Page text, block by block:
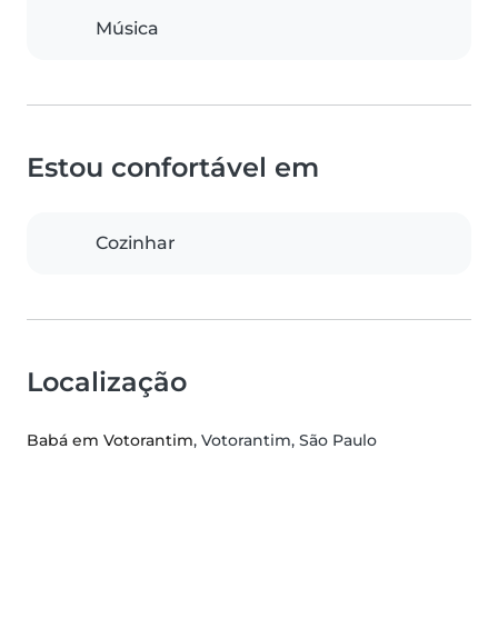
Música
Estou confortável em
Cozinhar
Localização
Babá em Votorantim, Votorantim, São Paulo